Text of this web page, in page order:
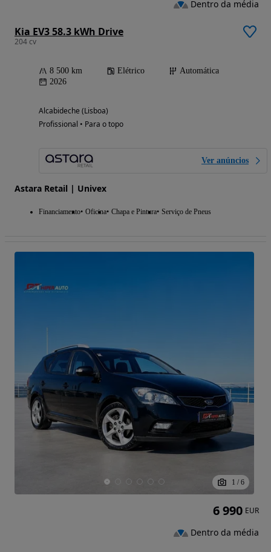
Kia EV3 58.3 kWh Drive
204 cv
8 500 km Elétrico
Automática
2026
Alcabideche (Lisboa)
Profissional • Para o topo
Ver anúncios
Astara Retail | Univex
Financiamento Oficina Chapa e Pintura Serviço de Pneus
Dentro da média
1 / 6
6 990 EUR
Dentro da média